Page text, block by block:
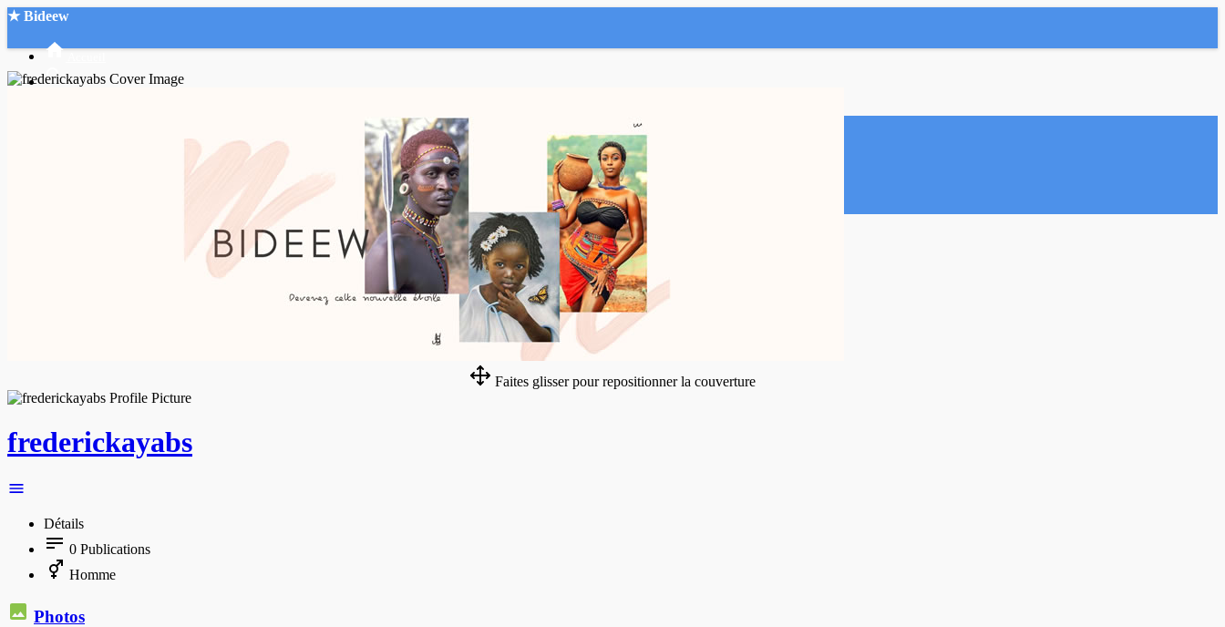
★ Bideew
Faites glisser pour repositionner la couverture
frederickayabs
Détails
0 Publications
Homme
Photos